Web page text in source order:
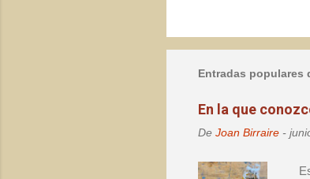
a
r
o
s
Entradas populares
En la que
De Joan Birraire -